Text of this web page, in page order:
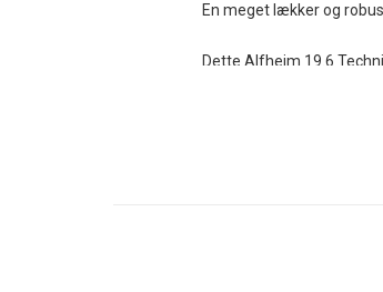
En meget lækker og
Dette Alfheim 19.6
er, at det giver et langt,